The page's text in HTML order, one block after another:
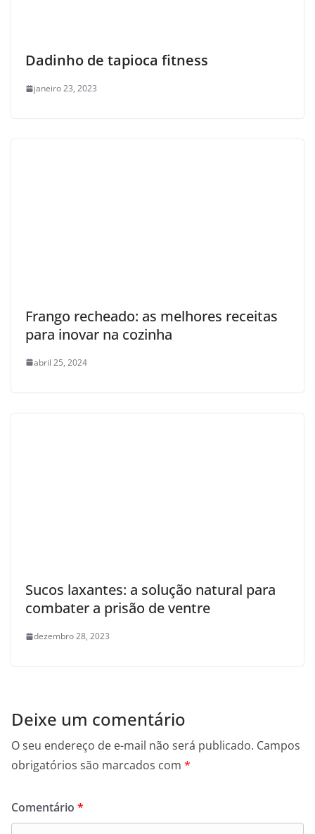
Dadinho de tapioca fitness
janeiro 23, 2023
Frango recheado: as melhores receitas
para inovar na cozinha
abril 25, 2024
Sucos laxantes: a solução natural para
combater a prisão de ventre
dezembro 28, 2023
Deixe um comentário
O seu endereço de e-mail não será publicado. Campos
obrigatórios são marcados com *
Comentário *